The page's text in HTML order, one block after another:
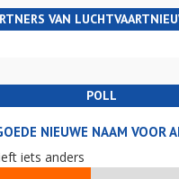
VAN
POLL
NIEUWE NAAM VOOR
iets anders